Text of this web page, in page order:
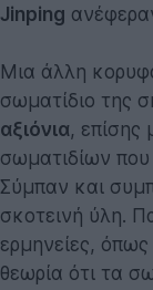
Jinping
Μια άλλη
σωματίδιο της
αξιόνια, επίσης
σωματιδίων που
Σύμπαν και
σκοτεινή ύλη.
ερμηνείες,
θεωρία ότι τα